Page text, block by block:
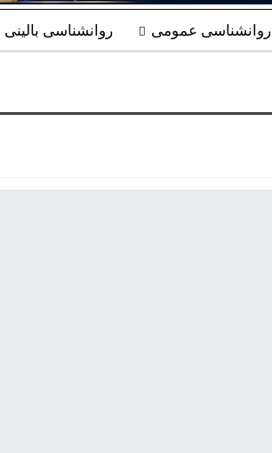
روانشناسی عمومی روانشناسی بالینی